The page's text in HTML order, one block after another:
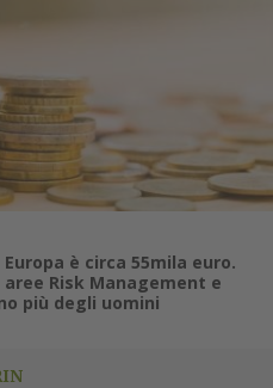
è circa 55mila euro.
Risk Management e
più degli uomini